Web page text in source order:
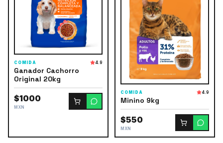
COMIDA 4.9
Ganador Cachorro
Original 20kg
$1000
MXN
COMIDA 4.9
Minino 9kg
$550
MXN